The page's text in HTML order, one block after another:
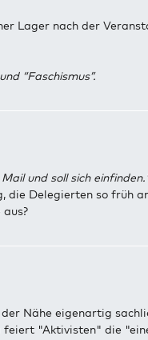
Lager nach der
“Faschismus”.
und soll sich
die Delegierten so früh
Nähe eigenartig
"Aktivisten" die